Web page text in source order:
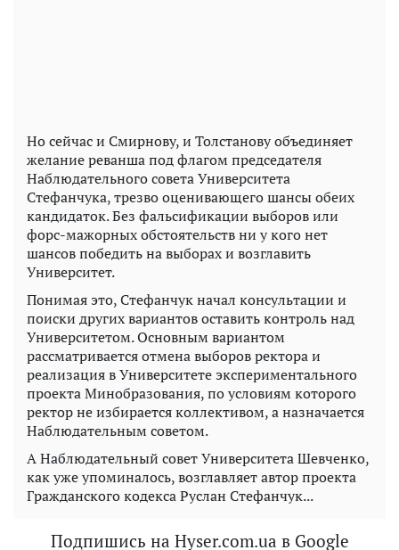
Но сейчас и Смирнову, и Толстанову объединяет
желание реванша под флагом председателя
Наблюдательного совета Университета
Стефанчука, трезво оценивающего шансы обеих
кандидаток. Без фальсификации выборов или
форс-мажорных обстоятельств ни у кого нет
шансов победить на выборах и возглавить
Университет.
Понимая это, Стефанчук начал консультации и
поиски других вариантов оставить контроль над
Университетом. Основным вариантом
рассматривается отмена выборов ректора и
реализация в Университете экспериментального
проекта Минобразования, по условиям которого
ректор не избирается коллективом, а назначается
Наблюдательным советом.
А Наблюдательный совет Университета Шевченко,
как уже упоминалось, возглавляет автор проекта
Гражданского кодекса Руслан Стефанчук...
Подпишись на Hyser.com.ua в Google